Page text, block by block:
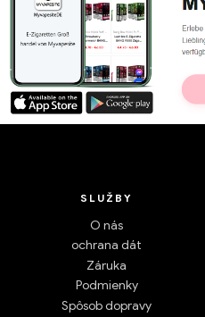
SLUŽBY
O nás
ochrana dát
Záruka
Podmienky
Spôsob dopravy